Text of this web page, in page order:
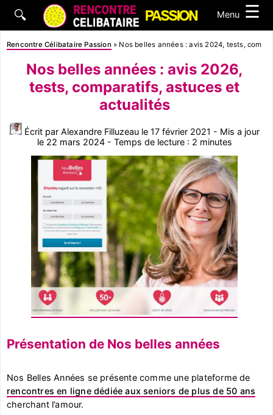
🔍 Menu ☰
Rencontre Célibataire Passion » Nos belles années : avis 2024, tests,
Nos belles années : avis 2026,
tests, comparatifs, astuces et
actualités
Écrit par Alexandre Filluzeau le 17 février 2021 - Mis a jour
le 22 mars 2024 - Temps de lecture : 2 minutes
Présentation de Nos belles années
Nos Belles Années se présente comme une plateforme de
rencontres en ligne dédiée aux seniors de plus de 50 ans
cherchant l’amour.